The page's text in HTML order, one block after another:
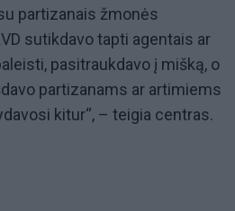
partizanais žmonės
sutikdavo tapti agentais ar
pasitraukdavo į mišką, o
partizanams ar artimiems
kitur“, – teigia centras.